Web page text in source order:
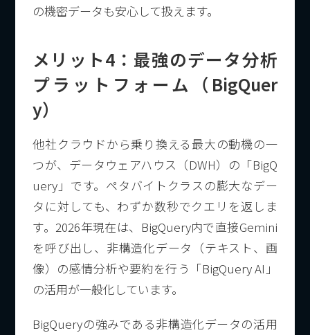
の機密データも安心して扱えます。
メリット4：最強のデータ分析
プラットフォーム（BigQuer
y）
他社クラウドから乗り換える最大の動機の一
つが、データウェアハウス（DWH）の「BigQ
uery」です。ペタバイトクラスの膨大なデー
タに対しても、わずか数秒でクエリを返しま
す。2026年現在は、BigQuery内で直接Gemini
を呼び出し、非構造化データ（テキスト、画
像）の感情分析や要約を行う「BigQuery AI」
の活用が一般化しています。
BigQueryの強みである非構造化データの活用